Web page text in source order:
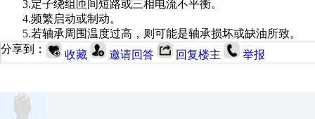
3.定子绕组匝间短路或三相电流不平衡。
4.频繁启动或制动。
5.若轴承周围温度过高，则可能是轴承损坏或缺油所致。
分享到：
收藏 邀请回答 回复楼主 举报